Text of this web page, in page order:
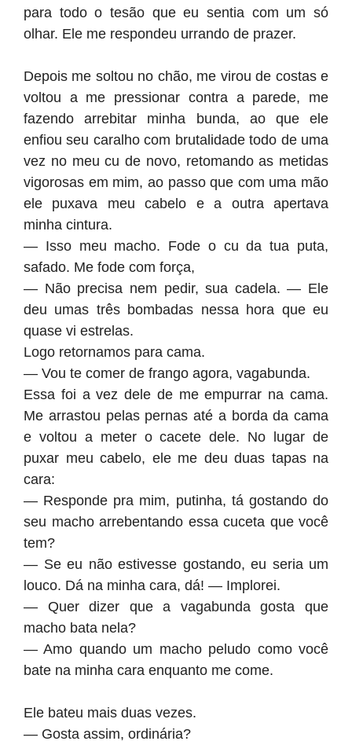
para todo o tesão que eu sentia com um só
olhar. Ele me respondeu urrando de prazer.
Depois me soltou no chão, me virou de costas e
voltou a me pressionar contra a parede, me
fazendo arrebitar minha bunda, ao que ele
enfiou seu caralho com brutalidade todo de uma
vez no meu cu de novo, retomando as metidas
vigorosas em mim, ao passo que com uma mão
ele puxava meu cabelo e a outra apertava
minha cintura.
— Isso meu macho. Fode o cu da tua puta,
safado. Me fode com força,
— Não precisa nem pedir, sua cadela. — Ele
deu umas três bombadas nessa hora que eu
quase vi estrelas.
Logo retornamos para cama.
— Vou te comer de frango agora, vagabunda.
Essa foi a vez dele de me empurrar na cama.
Me arrastou pelas pernas até a borda da cama
e voltou a meter o cacete dele. No lugar de
puxar meu cabelo, ele me deu duas tapas na
cara:
— Responde pra mim, putinha, tá gostando do
seu macho arrebentando essa cuceta que você
tem?
— Se eu não estivesse gostando, eu seria um
louco. Dá na minha cara, dá! — Implorei.
— Quer dizer que a vagabunda gosta que
macho bata nela?
— Amo quando um macho peludo como você
bate na minha cara enquanto me come.
Ele bateu mais duas vezes.
— Gosta assim, ordinária?